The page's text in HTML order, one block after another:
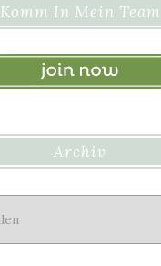
Komm In Mein Team
Archiv